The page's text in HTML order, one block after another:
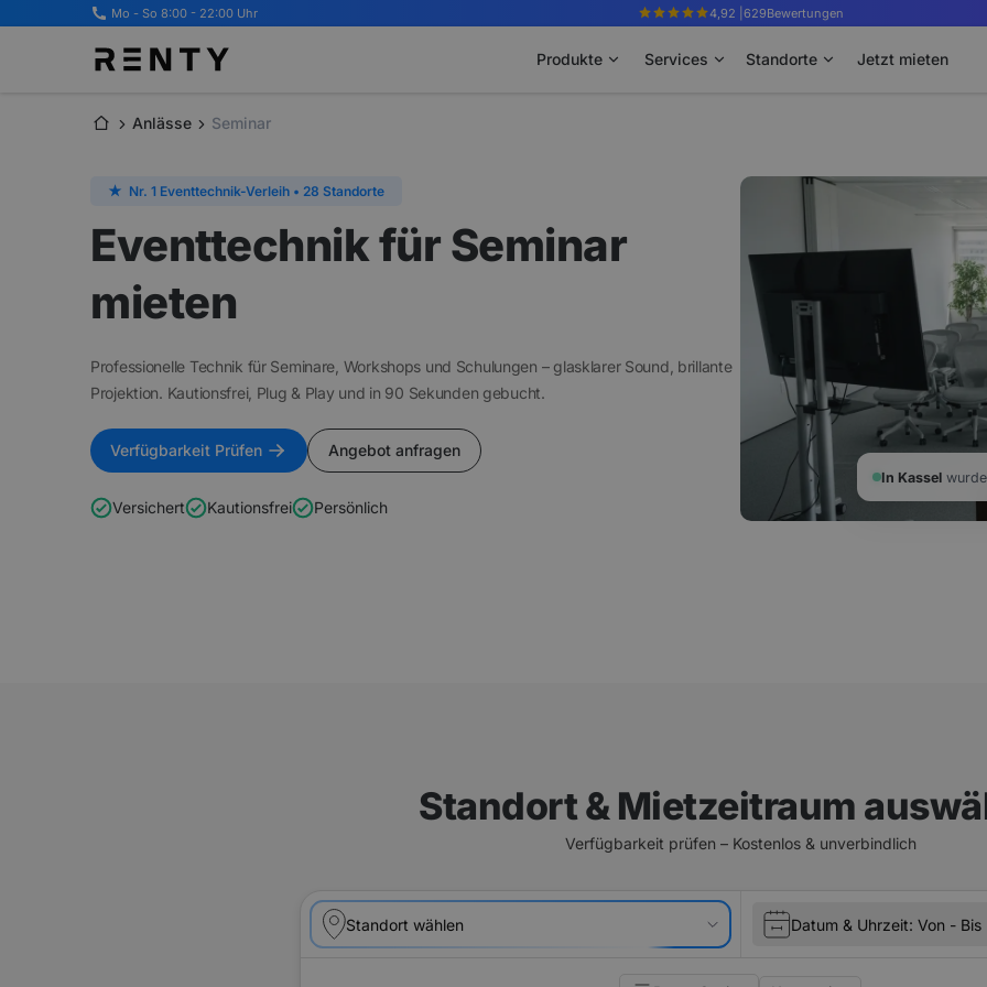
Mo - So 8:00 - 22:00 Uhr 4,92 | 629Bewertungen
Produkte Services Standorte Jetzt mieten
Anlässe Seminar
★ Nr. 1 Eventtechnik-Verleih • 28 Standorte
Eventtechnik für Seminar
mieten
Professionelle Technik für Seminare, Workshops und Schulungen – glasklarer Sound, brillante
Projektion. Kautionsfrei, Plug & Play und in 90 Sekunden gebucht.
Verfügbarkeit Prüfen Angebot anfragen
Versichert Kautionsfrei Persönlich
In Kassel
Standort & Mietzeitraum
Verfügbarkeit prüfen –Kostenlos & unverbindlich